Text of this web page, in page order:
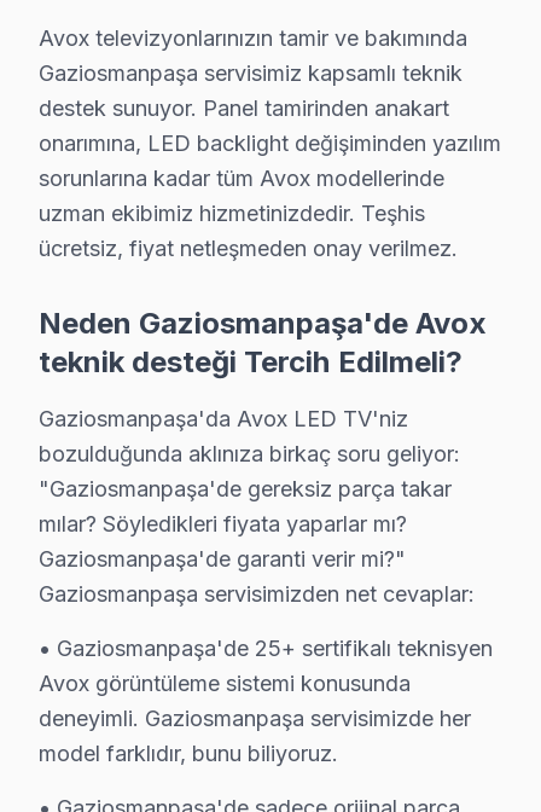
Gaziosmanpaşa'da güvenilir ve etkili Avox TV bakımı
Gaziosmanpaşa Avox servis - TV Tamiri
Avox televizyon'nizde şu belirtileri görüyorsanız —
▸ Ekran açılmıyor veya siyah kalıyor
▸ Görüntü var ses yok (ya da tersi)
▸ Uzaktan kumanda tepkisiz
▸ Ekranda dikey/yatay çizgiler, renk bozukluğu
Gaziosmanpaşa'da — GOP Meydanı dahil —
Avox Servisi: Gaziosmanpaşa Yerel Bilgi
Gaziosmanpaşa ilçesi, İstanbul Avrupa Yakası'nın
Gaziosmanpaşa Mahalle Bazlı Avox TV Servis
Gaziosmanpaşa genelinde Avox görüntüleme
Bağlarbaşı, Barbaros Hayrettin Paşa, Fevzi
Karadeniz, Karayolları, Karlıtepe, Kazım Karabekir,
Pazariçi, Sarıgöl, Şemsipaşa, Yenidoğan,
Avox televizyonlarınızın tamir ve bakımında
Gaziosmanpaşa servisimiz kapsamlı teknik
destek sunuyor. Panel tamirinden anakart
onarımına, LED backlight değişiminden yazılım
sorunlarına kadar tüm Avox modellerinde
uzman ekibimiz hizmetinizdedir. Teşhis
ücretsiz, fiyat netleşmeden onay verilmez.
Neden Gaziosmanpaşa'de Avox
teknik desteği Tercih Edilmeli?
Gaziosmanpaşa'da Avox LED TV'niz
bozulduğunda aklınıza birkaç soru geliyor:
"Gaziosmanpaşa'de gereksiz parça takar
mılar? Söyledikleri fiyata yaparlar mı?
Gaziosmanpaşa'de garanti verir mi?"
Gaziosmanpaşa servisimizden net cevaplar:
• Gaziosmanpaşa'de 25+ sertifikalı teknisyen
Avox görüntüleme sistemi konusunda
deneyimli. Gaziosmanpaşa servisimizde her
model farklıdır, bunu biliyoruz.